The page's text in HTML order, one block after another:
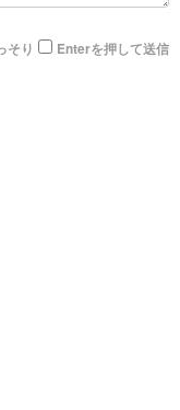
そり Enterを押して送信